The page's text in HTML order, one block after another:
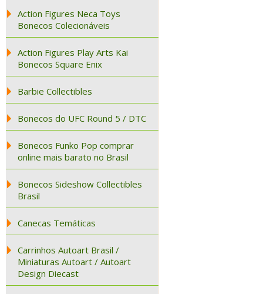
Action Figures Neca Toys
Bonecos Colecionáveis
Action Figures Play Arts Kai
Bonecos Square Enix
Barbie Collectibles
Bonecos do UFC Round 5 / DTC
Bonecos Funko Pop comprar
online mais barato no Brasil
Bonecos Sideshow Collectibles
Brasil
Canecas Temáticas
Carrinhos Autoart Brasil /
Miniaturas Autoart / Autoart
Design Diecast